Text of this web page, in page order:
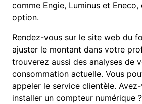
comme Engie, Luminus et
option.
Rendez-vous sur le site web du
ajuster le montant dans votre
trouverez aussi des analyses de
consommation actuelle. Vous
appeler le service clientèle.
installer un compteur numérique